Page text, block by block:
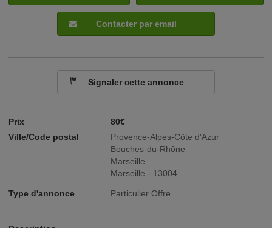
Prix
80€
Ville/Code postal
Provence-Alpes-Côte d'Azur
Bouches-du-Rhône
Marseille
Marseille - 13004
Type d'annonce Particulier Offre
Contacter par email
Signaler cette annonce